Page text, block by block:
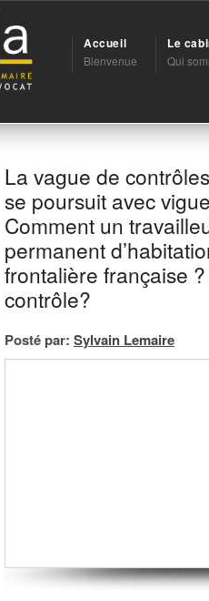
Accueil
Bienvenue
Le
Qui
La vague de
se poursuit avec
Comment un
permanent
frontalière française
contrôle?
Posté par: Sylvain Lemaire